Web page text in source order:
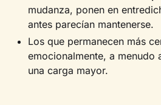
mudanza, ponen en
antes parecían mantenerse.
Los que permanecen más
emocionalmente, a menudo
una carga mayor.